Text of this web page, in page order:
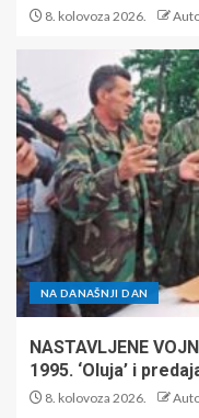
8. kolovoza 2026.
NA DANAŠNJI DAN
NASTAVLJENE
1995. ‘Oluja’ i
8. kolovoza 2026.